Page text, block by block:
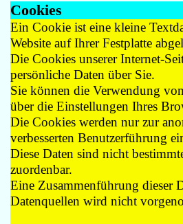
Cookies
Ein Cookie ist eine kleine
Website auf Ihrer Festplatte
Die Cookies unserer Internet-
persönliche Daten über Sie.
Sie können die Verwendung
über die Einstellungen Ihres
Die Cookies werden nur zur
verbesserten Benutzerführung
Diese Daten sind nicht
zuordenbar.
Eine Zusammenführung dieser
Datenquellen wird nicht